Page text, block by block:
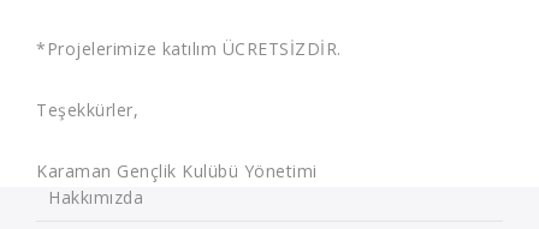
*Projelerimize katılım ÜCRETSİZDİR.
Teşekkürler,
Karaman Gençlik Kulübü Yönetimi
Hakkımızda